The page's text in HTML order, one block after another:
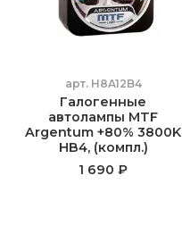
арт. H8A12B4
Галогенные
автолампы MTF
Argentum +80% 3800K
HB4, (компл.)
1 690 ₽